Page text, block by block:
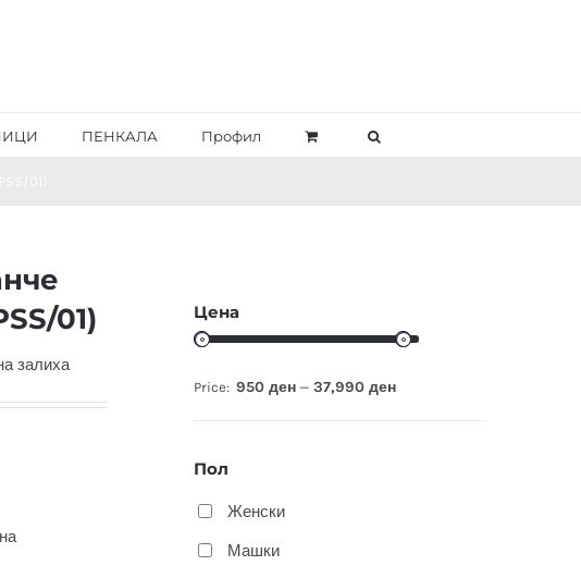
ПЕНКАЛА Профил
01)
залиха
Цена
Price: 950 ден— 37,990 ден
Пол
Женски
Машки